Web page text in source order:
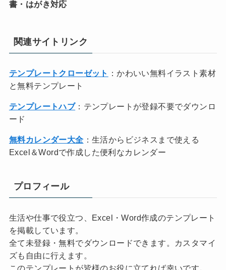
書・はがき対応
関連サイトリンク
テンプレートクローゼット
：かわいい無料イラスト素材
と無料テンプレート
テンプレートハブ：テンプレートが登録不要でダウンロ
ード
無料カレンダー大全 ：生活からビジネスまで使える
Excel＆Wordで作成した便利なカレンダー
プロフィール
生活や仕事で役立つ、Excel・Word作成のテンプレート
を掲載しています。
全て未登録・無料でダウンロードできます。カスタマイ
ズも自由に行えます。
このテンプレートが皆様のお役に立てれば幸いです。